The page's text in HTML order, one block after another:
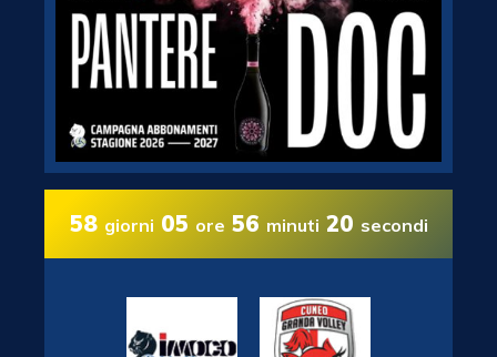
58 giorni 05 ore 56 minuti 19 secondi